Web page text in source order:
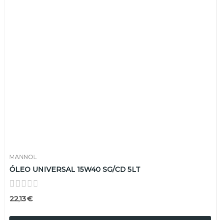
MANNOL
ÓLEO UNIVERSAL 15W40 SG/CD 5LT
22,13 €